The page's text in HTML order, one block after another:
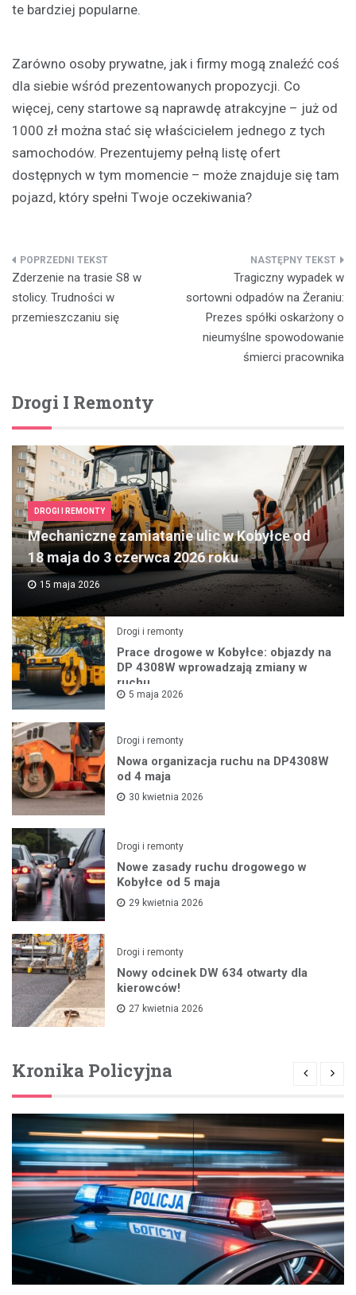
te bardziej popularne.
Zarówno osoby prywatne, jak i firmy mogą znaleźć coś
dla siebie wśród prezentowanych propozycji. Co
więcej, ceny startowe są naprawdę atrakcyjne – już od
1000 zł można stać się właścicielem jednego z tych
samochodów. Prezentujemy pełną listę ofert
dostępnych w tym momencie – może znajduje się tam
pojazd, który spełni Twoje oczekiwania?
Nawigacja
wpisu
Zderzenie na trasie S8 w
stolicy. Trudności w
przemieszczaniu się
Tragiczny wypadek w
sortowni odpadów na Żeraniu:
Prezes spółki oskarżony o
nieumyślne spowodowanie
śmierci pracownika
Drogi I Remonty
DROGI I REMONTY
Mechaniczne zamiatanie ulic w Kobyłce od
18 maja do 3 czerwca 2026 roku
15 maja 2026
Drogi i remonty
Prace drogowe w Kobyłce: objazdy na
DP 4308W wprowadzają zmiany w
ruchu
5 maja 2026
Drogi i remonty
Nowa organizacja ruchu na DP4308W
od 4 maja
30 kwietnia 2026
Drogi i remonty
Nowe zasady ruchu drogowego w
Kobyłce od 5 maja
29 kwietnia 2026
Drogi i remonty
Nowy odcinek DW 634 otwarty dla
kierowców!
27 kwietnia 2026
Kronika Policyjna